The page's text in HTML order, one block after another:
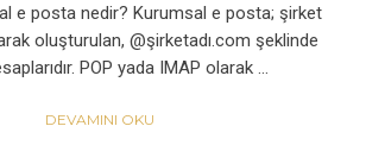
e posta nedir? Kurumsal e posta; şirket
oluşturulan, @şirketadı.com şeklinde
POP yada IMAP olarak …
DEVAMINI OKU